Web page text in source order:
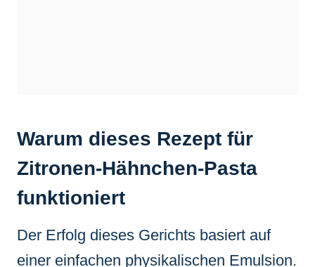
Warum dieses Rezept für
Zitronen-Hähnchen-Pasta
funktioniert
Der Erfolg dieses Gerichts basiert auf
einer einfachen physikalischen Emulsion.